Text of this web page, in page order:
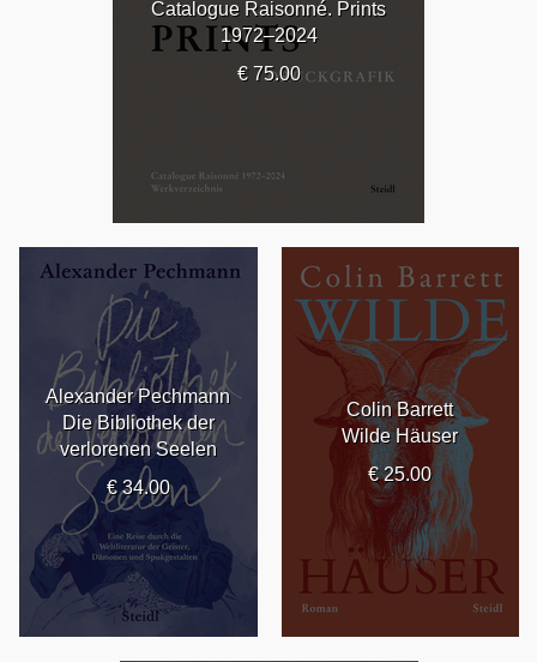
Catalogue Raisonné. Prints
1972–2024
€ 75.00
Alexander Pechmann
Die Bibliothek der
verlorenen Seelen
€ 34.00
Colin Barrett
Wilde Häuser
€ 25.00